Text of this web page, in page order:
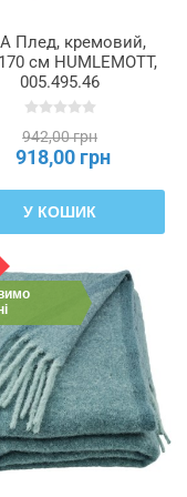
Плед, кремовий,
см HUMLEMOTT,
005.495.46
942,00 грн
918,00 грн
У КОШИК